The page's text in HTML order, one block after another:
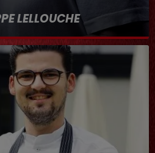
LELLOUCHE